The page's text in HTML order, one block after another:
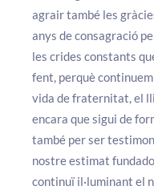
agrair també les
anys de consagració
les crides constants
fent, perquè
vida de fraternitat, el
encara que sigui de
també per ser
nostre estimat
continuï il·luminant el